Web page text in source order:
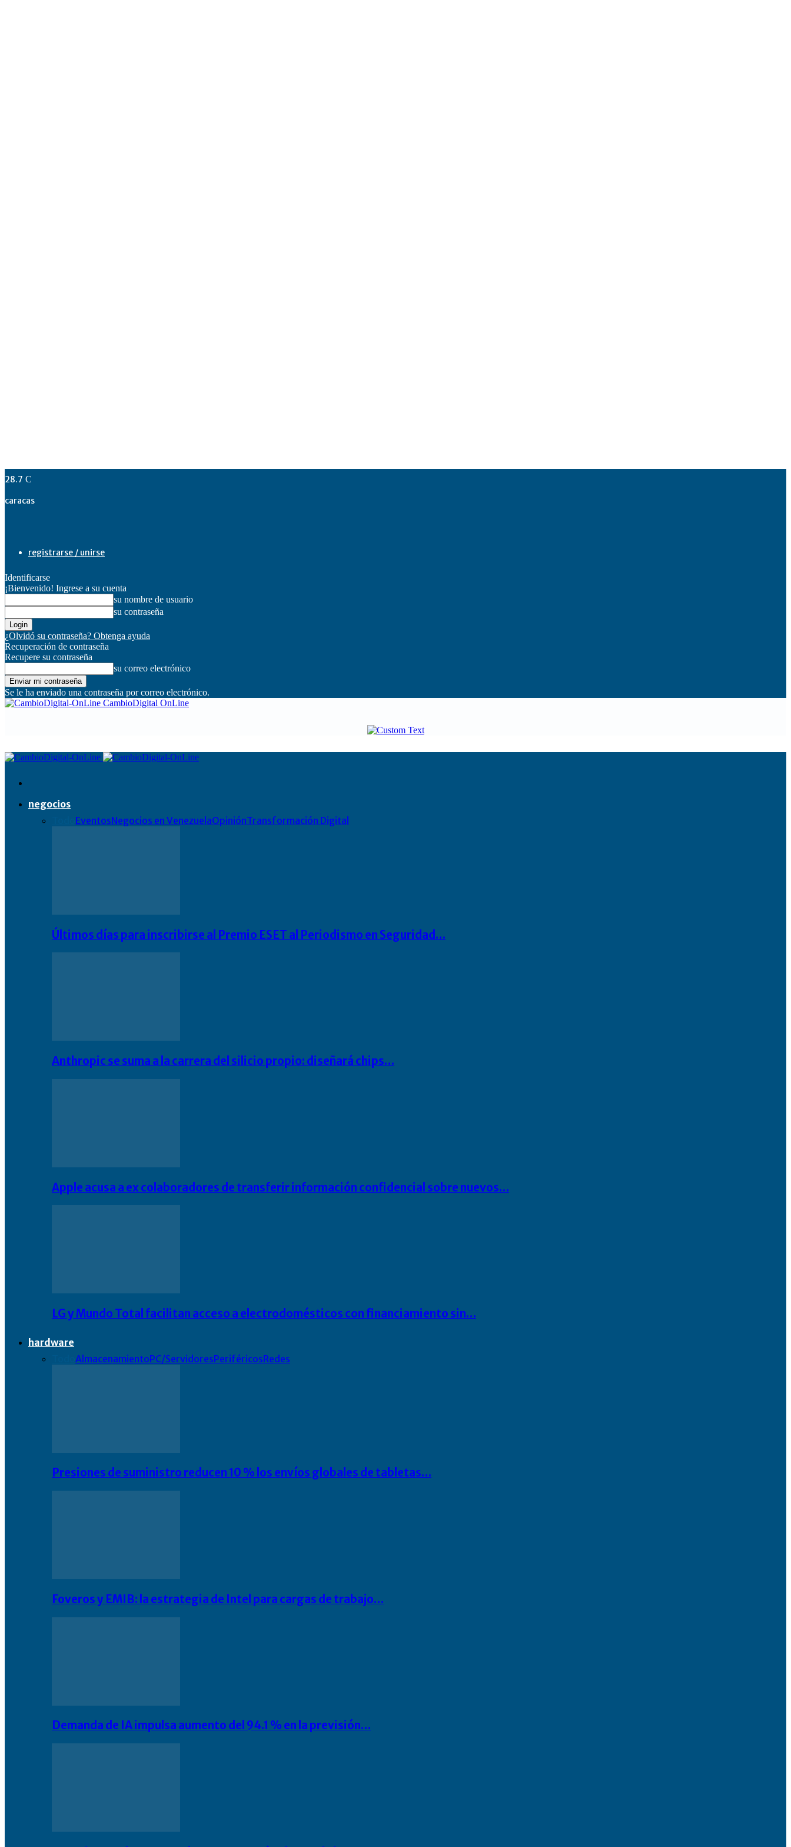
28.7 C
caracas
registrarse / unirse
Identificarse
¡Bienvenido! Ingrese a su cuenta
su nombre de usuario
su contraseña
¿Olvidó su contraseña? Obtenga ayuda
Recuperación de contraseña
Recupere su contraseña
su correo electrónico
Se le ha enviado una contraseña por correo electrónico.
CambioDigital OnLine
negocios
EventosNegocios en VenezuelaOpiniónTransformación Digital
Últimos días para inscribirse al Premio ESET al Periodismo en Seguridad…
Anthropic se suma a la carrera del silicio propio: diseñará chips…
Apple acusa a ex colaboradores de transferir información confidencial sobre nuevos…
LG y Mundo Total facilitan acceso a electrodomésticos con financiamiento sin…
hardware
AlmacenamientoPC/ServidoresPeriféricosRedes
Presiones de suministro reducen 10 % los envíos globales de tabletas…
Foveros y EMIB: la estrategia de Intel para cargas de trabajo…
Demanda de IA impulsa aumento del 94.1 % en la previsión…